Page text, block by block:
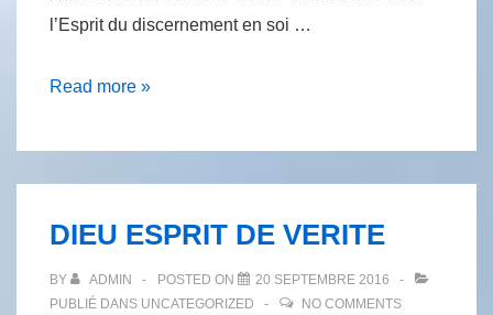
l’Esprit du discernement en soi …
LA
A
Read more »
DIEU ESPRIT DE VERITE
BY ADMIN POSTED ON
20 SEPTEMBRE 2016
PUBLIÉ DANS UNCATEGORIZED NO COMMENTS